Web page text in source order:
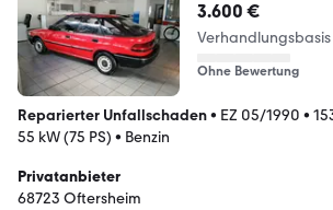
3.600 €
Verhandlungsbasis
Ohne Bewertung
Reparierter Unfallschaden• EZ 05/1990 •
55 kW (75 PS) • Benzin
Privatanbieter
68723 Oftersheim